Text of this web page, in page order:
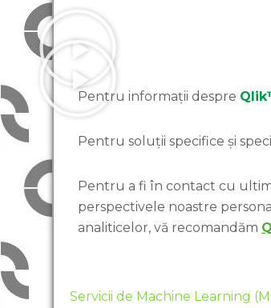
Pentru informații despre
Pentru soluții specifice și
Pentru a fi în contact cu
perspectivele noastre
analiticelor, vă recomandăm
Servicii de Machine Learning